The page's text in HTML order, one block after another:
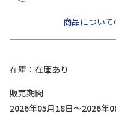
商品につい
在庫
在庫あり
販売期間
2026年05月18日～2026年